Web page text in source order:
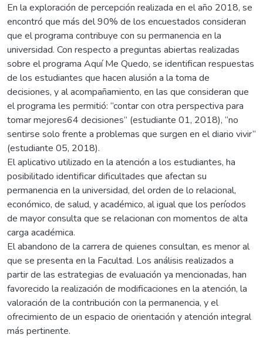
En la exploración de percepción realizada en el año 2018, se
encontró que más del 90% de los encuestados consideran
que el programa contribuye con su permanencia en la
universidad. Con respecto a preguntas abiertas realizadas
sobre el programa Aquí Me Quedo, se identifican respuestas
de los estudiantes que hacen alusión a la toma de
decisiones, y al acompañamiento, en las que consideran que
el programa les permitió: “contar con otra perspectiva para
tomar mejores64 decisiones” (estudiante 01, 2018), “no
sentirse solo frente a problemas que surgen en el diario vivir”
(estudiante 05, 2018).
El aplicativo utilizado en la atención a los estudiantes, ha
posibilitado identificar dificultades que afectan su
permanencia en la universidad, del orden de lo relacional,
económico, de salud, y académico, al igual que los períodos
de mayor consulta que se relacionan con momentos de alta
carga académica.
El abandono de la carrera de quienes consultan, es menor al
que se presenta en la Facultad. Los análisis realizados a
partir de las estrategias de evaluación ya mencionadas, han
favorecido la realización de modificaciones en la atención, la
valoración de la contribución con la permanencia, y el
ofrecimiento de un espacio de orientación y atención integral
más pertinente.